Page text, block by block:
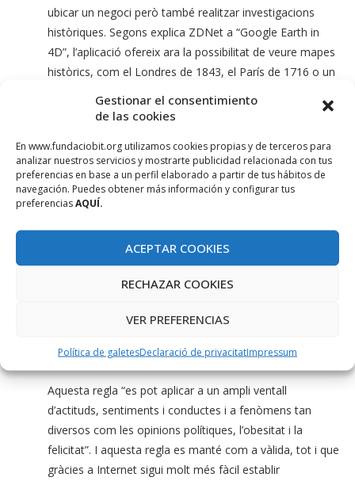
Gestionar el consentimiento
de las cookies
En www.fundaciobit.org utilizamos cookies propias y de terceros para
analizar nuestros servicios y mostrarte publicidad relacionada con tus
preferencias en base a un perfil elaborado a partir de tus hábitos de
navegación. Puedes obtener más información y configurar tus
preferenciasAQUÍ.
ACEPTAR COOKIES
RECHAZAR COOKIES
VER PREFERENCIAS
Política de galetesDeclaració de privacitatImpressum
ubicar un negoci però també realitzar investigacions
històriques. Segons explica ZDNet a “Google Earth in
4D”, l’aplicació ofereix ara la possibilitat de veure mapes
històrics, com el Londres de 1843, el París de 1716 o un
actuals en forma de layers o capes. A partir d’aquestes
senderisme, restaurants, immobiliàries, crear mapes
personalitzats.
Xarxes Socials i la regla dels 3 graus d’influència:
en la xarxes socials arriba només tres graus de distància:
(grau 2) i als amics dels amics dels nostres amics (grau
efectes.
Aquesta regla “es pot aplicar a un ampli ventall
d’actituds, sentiments i conductes i a fenòmens tan
diversos com les opinions polítiques, l’obesitat i la
felicitat”. I aquesta regla es manté com a vàlida, tot i que
gràcies a Internet sigui molt més fàcil establir